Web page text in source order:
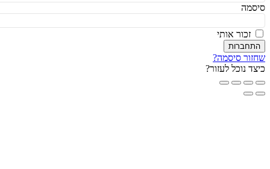
זכור אותי
סיסמה?
נוכל לעזור?